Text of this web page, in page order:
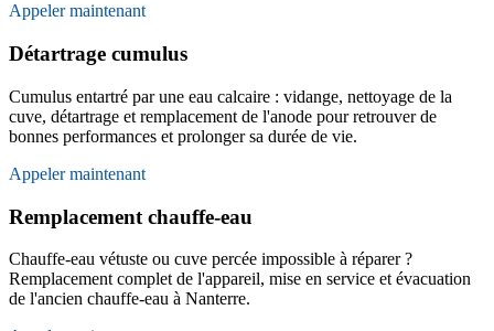
Appeler maintenant
Détartrage cumulus
Cumulus entartré par une eau calcaire : vidange, nettoyage de la
cuve, détartrage et remplacement de l'anode pour retrouver de
bonnes performances et prolonger sa durée de vie.
Appeler maintenant
Remplacement chauffe-eau
Chauffe-eau vétuste ou cuve percée impossible à réparer ?
Remplacement complet de l'appareil, mise en service et évacuation
de l'ancien chauffe-eau à Nanterre.